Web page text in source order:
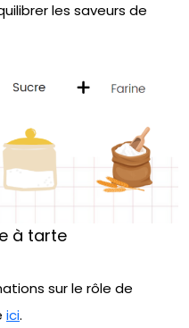
les saveurs de
à tarte
sur le rôle de
ici.